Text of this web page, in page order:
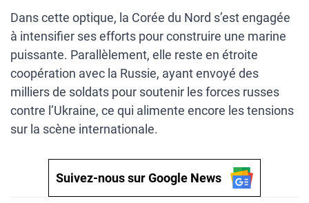
Dans cette optique, la Corée du Nord s’est engagée
à intensifier ses efforts pour construire une marine
puissante. Parallèlement, elle reste en étroite
coopération avec la Russie, ayant envoyé des
milliers de soldats pour soutenir les forces russes
contre l’Ukraine, ce qui alimente encore les tensions
sur la scène internationale.
Suivez-nous sur Google News